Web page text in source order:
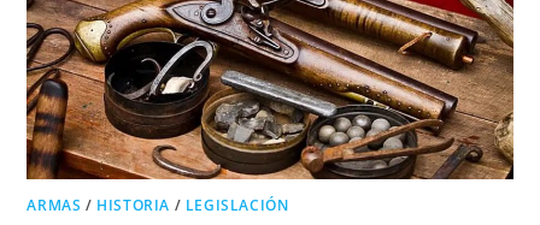
ARMAS / HISTORIA / LEGISLACIÓN